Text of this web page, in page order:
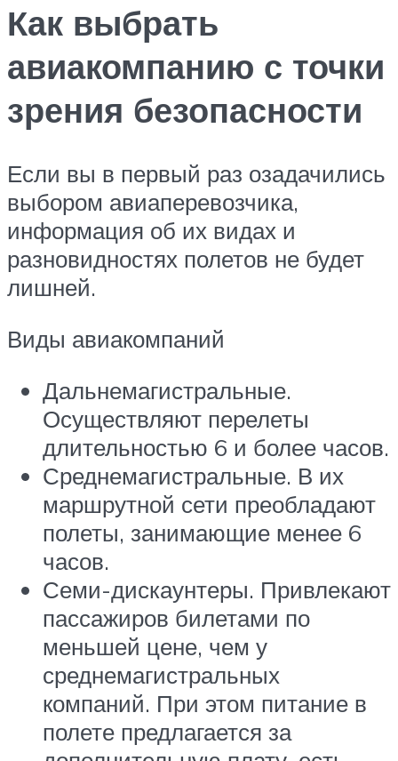
Как выбрать
авиакомпанию с точки
зрения безопасности
Если вы в первый раз озадачились
выбором авиаперевозчика,
информация об их видах и
разновидностях полетов не будет
лишней.
Виды авиакомпаний
Дальнемагистральные.
Осуществляют перелеты
длительностью 6 и более часов.
Среднемагистральные. В их
маршрутной сети преобладают
полеты, занимающие менее 6
часов.
Семи-дискаунтеры. Привлекают
пассажиров билетами по
меньшей цене, чем у
среднемагистральных
компаний. При этом питание в
полете предлагается за